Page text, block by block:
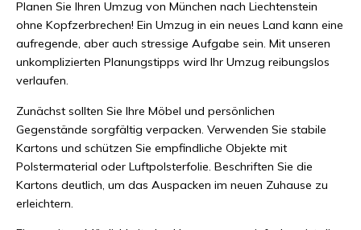
Planen Sie Ihren Umzug von München nach Liechtenstein
ohne Kopfzerbrechen! Ein Umzug in ein neues Land kann eine
aufregende, aber auch stressige Aufgabe sein. Mit unseren
unkomplizierten Planungstipps wird Ihr Umzug reibungslos
verlaufen.
Zunächst sollten Sie Ihre Möbel und persönlichen
Gegenstände sorgfältig verpacken. Verwenden Sie stabile
Kartons und schützen Sie empfindliche Objekte mit
Polstermaterial oder Luftpolsterfolie. Beschriften Sie die
Kartons deutlich, um das Auspacken im neuen Zuhause zu
erleichtern.